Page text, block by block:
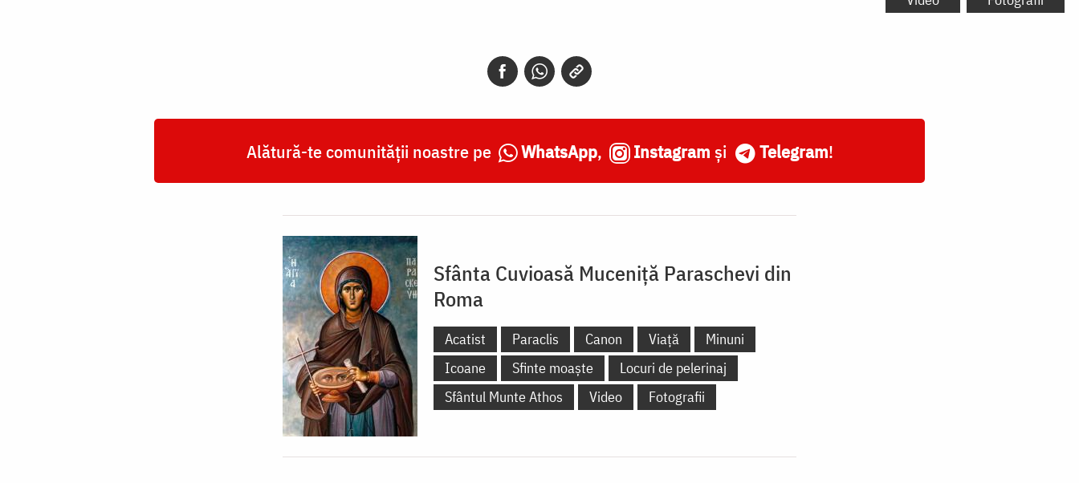
Alătură-te comunității noastre pe WhatsApp, Instagram și Telegram!
Sfânta Cuvioasă Muceniță Paraschevi din
Roma
Acatist Paraclis Canon Viață
Minuni
Icoane
Sfinte moaște
Locuri de pelerinaj
Sfântul Munte Athos
Video Fotografii